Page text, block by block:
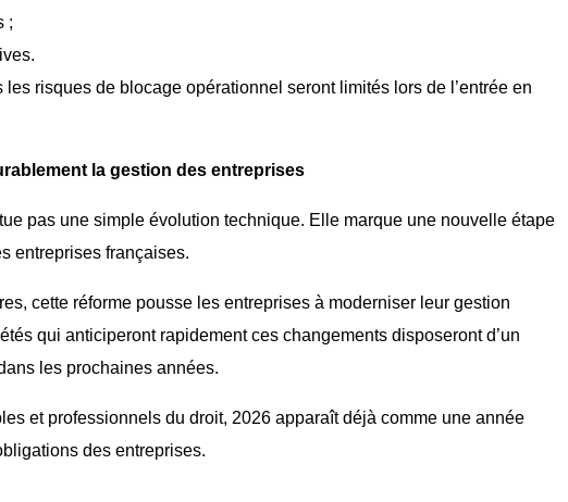
;
risques de blocage opérationnel seront limités lors de l’entrée en
la gestion des entreprises
pas une simple évolution technique. Elle marque une nouvelle étape
entreprises françaises.
cette réforme pousse les entreprises à moderniser leur gestion
qui anticiperont rapidement ces changements disposeront d’un
les prochaines années.
et professionnels du droit, 2026 apparaît déjà comme une année
des entreprises.